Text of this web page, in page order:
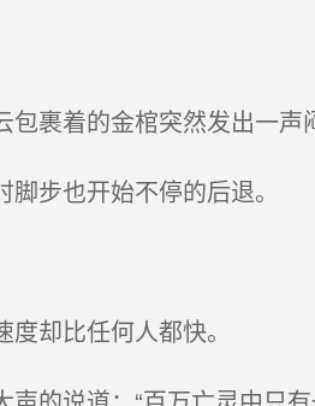
裹着的金棺突然发出一声
步也开始不停的后退。
却比任何人都快。